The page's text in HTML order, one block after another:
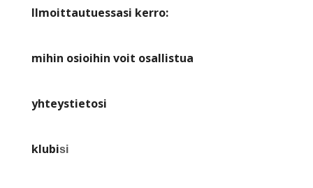
Ilmoittautuessasi kerro:
mihin osioihin voit osallistua
yhteystietosi
klubisi